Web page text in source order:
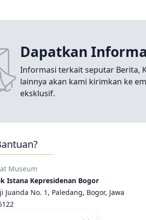
mendapatkan banyak
Farid.
Dapatkan
Informasi terkait seputar Berita,
lainnya akan kami kirimkan ke
eksklusif.
Museum
Istana Kepresidenan Bogor
Juanda No. 1, Paledang, Bogor, Jawa